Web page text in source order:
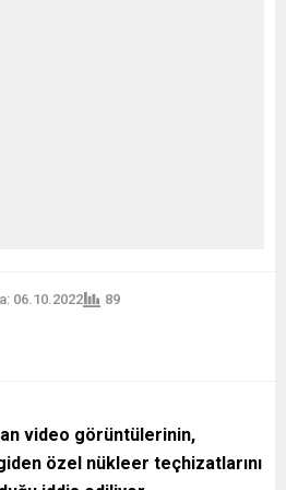
06.10.2022 89
video görüntülerinin,
giden özel nükleer teçhizatlarını